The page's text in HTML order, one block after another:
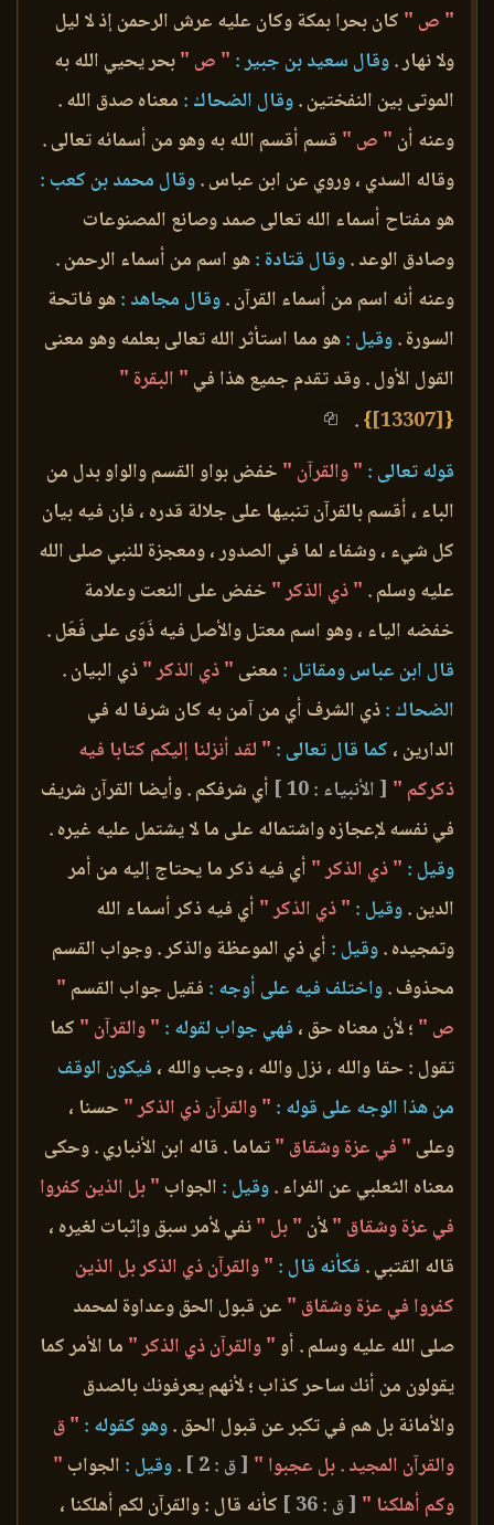
" ص " كان بحرا بمكة وكان عليه عرش الرحمن إذ لا ليل
ولا نهار .وقال سعيد بن جبير : " ص "بحر يحيي الله به
الموتى بين النفختين .وقال الضحاك : معناه صدق الله .
وعنه أن " ص " قسم أقسم الله به وهو من أسمائه تعالى .
وقاله السدي ، وروي عن ابن عباس .وقال محمد بن كعب :
هو مفتاح أسماء الله تعالى صمد وصانع المصنوعات
وصادق الوعد .وقال قتادة :هو اسم من أسماء الرحمن .
وعنه أنه اسم من أسماء القرآن .وقال مجاهد :هو فاتحة
السورة .وقيل :هو مما استأثر الله تعالى بعلمه وهو معنى
القول الأول . وقد تقدم جميع هذا في " البقرة "
{
[13307]
}
.
قوله تعالى : " والقرآن " خفض بواو القسم والواو بدل من
الباء ، أقسم بالقرآن تنبيها على جلالة قدره ، فإن فيه بيان
كل شيء ، وشفاء لما في الصدور ، ومعجزة للنبي صلى الله
عليه وسلم . " ذي الذكر " خفض على النعت وعلامة
خفضه الياء ، وهو اسم معتل والأصل فيه ذَوَى على فَعَل .
قال ابن عباس ومقاتل : معنى " ذي الذكر "ذي البيان .
الضحاك :ذي الشرف أي من آمن به كان شرفا له في
الدارين ، كما قال تعالى : " لقد أنزلنا إليكم كتابا فيه
ذكركم " [ الأنبياء : 10 ]
أي شرفكم . وأيضا القرآن شريف
في نفسه لإعجازه واشتماله على ما لا يشتمل عليه غيره .
وقيل : " ذي الذكر " أي فيه ذكر ما يحتاج إليه من أمر
الدين .وقيل : " ذي الذكر " أي فيه ذكر أسماء الله
وتمجيده .وقيل : أي ذي الموعظة والذكر . وجواب القسم
محذوف .واختلف فيه على أوجه : فقيل جواب القسم "
ص " ؛ لأن معناه حق ، فهي جواب لقوله : " والقرآن " كما
تقول : حقا والله ، نزل والله ، وجب والله ، فيكون الوقف
من هذا الوجه على قوله : " والقرآن ذي الذكر " حسنا ،
وعلى " في عزة وشقاق "تماما . قاله ابن الأنباري . وحكى
معناه الثعلبي عن الفراء .وقيل : الجواب " بل الذين كفروا
في عزة وشقاق "لأن " بل "نفي لأمر سبق وإثبات لغيره ،
قاله القتبي . فكأنه قال : " والقرآن ذي الذكر بل الذين
كفروا في عزة وشقاق " عن قبول الحق وعداوة لمحمد
صلى الله عليه وسلم . أو" والقرآن ذي الذكر " ما الأمر كما
يقولون من أنك ساحر كذاب ؛ لأنهم يعرفونك بالصدق
والأمانة بل هم في تكبر عن قبول الحق .وهو كقوله : " ق
والقرآن المجيد . بل عجبوا " [ ق : 2 ] .وقيل : الجواب "
وكم أهلكنا " [ ق : 36 ]
كأنه قال : والقرآن لكم أهلكنا ،